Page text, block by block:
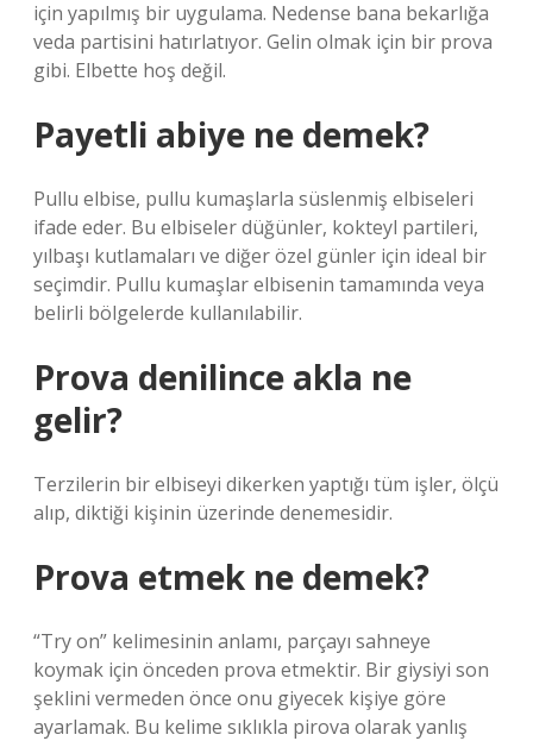
için yapılmış bir uygulama. Nedense bana bekarlığa
veda partisini hatırlatıyor. Gelin olmak için bir prova
gibi. Elbette hoş değil.
Payetli abiye ne demek?
Pullu elbise, pullu kumaşlarla süslenmiş elbiseleri
ifade eder. Bu elbiseler düğünler, kokteyl partileri,
yılbaşı kutlamaları ve diğer özel günler için ideal bir
seçimdir. Pullu kumaşlar elbisenin tamamında veya
belirli bölgelerde kullanılabilir.
Prova denilince akla ne
gelir?
Terzilerin bir elbiseyi dikerken yaptığı tüm işler, ölçü
alıp, diktiği kişinin üzerinde denemesidir.
Prova etmek ne demek?
“Try on” kelimesinin anlamı, parçayı sahneye
koymak için önceden prova etmektir. Bir giysiyi son
şeklini vermeden önce onu giyecek kişiye göre
ayarlamak. Bu kelime sıklıkla pirova olarak yanlış